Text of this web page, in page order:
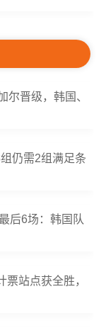
尔晋级，韩国、
仍需2组满足条
后6场：韩国队
站点获全胜，